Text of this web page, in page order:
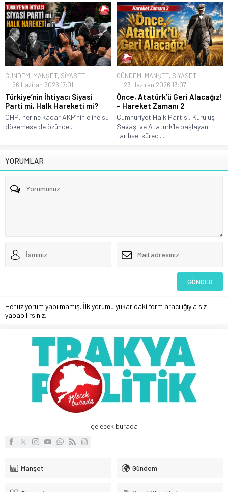
GÜNDEM, MANŞET, SİYASET
26 Haziran 2026 17:01
Türkiye’nin İhtiyacı Siyasi
Parti mi, Halk Hareketi mi?
CHP, her ne kadar AKP’nin eline su
dökemese de özünde...
GÜNDEM, MANŞET, SİYASET
23 Haziran 2026 13:07
Önce, Atatürk’ü Geri Alacağız!
– Hareket Zamanı 2
Cumhuriyet Halk Partisi, Kuruluş
Savaşı ve Atatürk’le başlayan
tarihsel süreci...
YORUMLAR
Henüz yorum yapılmamış. İlk yorumu yukarıdaki form aracılığıyla siz
yapabilirsiniz.
gelecek burada
Manşet Gündem